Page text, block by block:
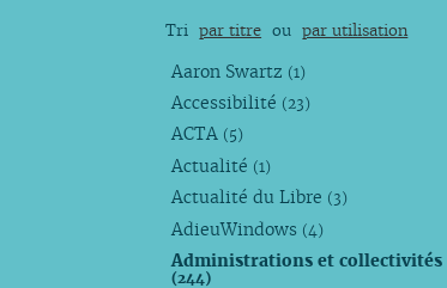
Tri par titre ou par utilisation
Aaron Swartz (1)
Accessibilité (23)
ACTA (5)
Actualité (1)
Actualité du Libre (3)
AdieuWindows (4)
Administrations et collectivités
(244)